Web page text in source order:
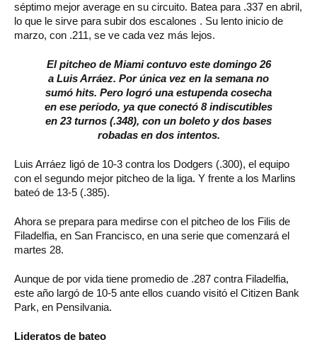
séptimo mejor average en su circuito. Batea para .337 en abril,
lo que le sirve para subir dos escalones . Su lento inicio de
marzo, con .211, se ve cada vez más lejos.
El pitcheo de Miami contuvo este domingo 26
a Luis Arráez. Por única vez en la semana no
sumó hits. Pero logró una estupenda cosecha
en ese período, ya que conectó 8 indiscutibles
en 23 turnos (.348), con un boleto y dos bases
robadas en dos intentos.
Luis Arráez ligó de 10-3 contra los Dodgers (.300), el equipo
con el segundo mejor pitcheo de la liga. Y frente a los Marlins
bateó de 13-5 (.385).
Ahora se prepara para medirse con el pitcheo de los Filis de
Filadelfia, en San Francisco, en una serie que comenzará el
martes 28.
Aunque de por vida tiene promedio de .287 contra Filadelfia,
este año largó de 10-5 ante ellos cuando visitó el Citizen Bank
Park, en Pensilvania.
Lideratos de bateo